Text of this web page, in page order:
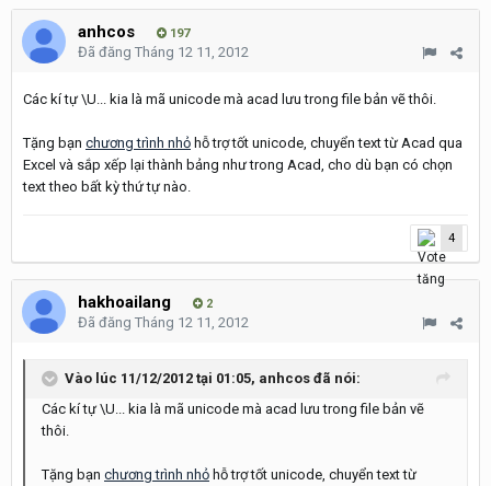
anhcos 197
Đã đăng Tháng 12 11, 2012
Các kí tự \U... kia là mã unicode mà acad lưu trong file bản vẽ thôi.
Tặng bạn chương trình nhỏ hỗ trợ tốt unicode, chuyển text từ Acad qua
Excel và sắp xếp lại thành bảng như trong Acad, cho dù bạn có chọn
text theo bất kỳ thứ tự nào.
4
hakhoailang 2
Đã đăng Tháng 12 11, 2012
Vào lúc 11/12/2012 tại 01:05, anhcos đã nói:
Các kí tự \U... kia là mã unicode mà acad lưu trong file bản vẽ
thôi.
Tặng bạn chương trình nhỏ hỗ trợ tốt unicode, chuyển text từ